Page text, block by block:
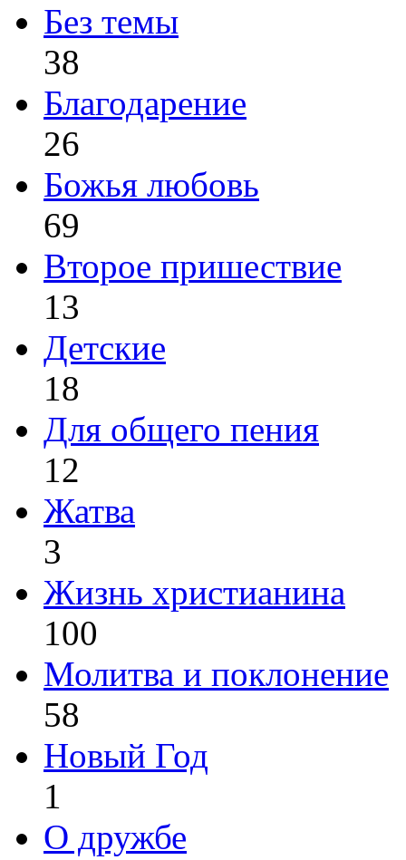
Без темы
38
Благодарение
26
Божья любовь
69
Второе пришествие
13
Детские
18
Для общего пения
12
Жатва
3
Жизнь христианина
100
Молитва и поклонение
58
Новый Год
1
О дружбе